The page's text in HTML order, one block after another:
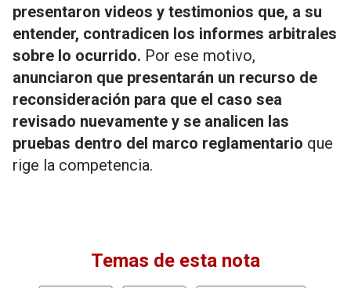
presentaron videos y testimonios que, a su
entender, contradicen los informes arbitrales
sobre lo ocurrido. Por ese motivo,
anunciaron que presentarán un recurso de
reconsideración para que el caso sea
revisado nuevamente y se analicen las
pruebas dentro del marco reglamentario que
rige la competencia.
Temas de esta nota